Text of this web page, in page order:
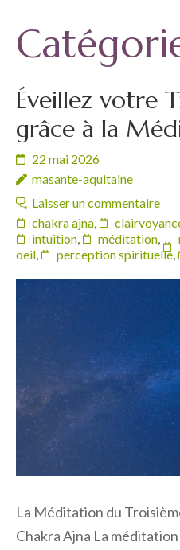
Éveillez votre
grâce à la
22 mai 2026
masante-aquitaine
Laisser un commentaire
chakra ajna,
intuition, méditation,
oeil, perception spirituelle,
La Méditation du
Chakra Ajna La